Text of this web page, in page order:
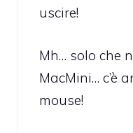
uscire!
Mh… solo che
MacMini… c’è
mouse!